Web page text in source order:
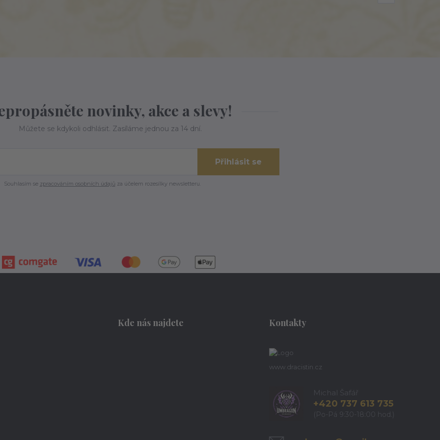
novinky, akce a slevy!
Můžete se kdykoli odhlásit. Zasíláme jednou za 14 dní.
Přihlásit se
Souhlasím se zpracováním osobních údajů za účelem rozesílky newsletteru.
Kde nás najdete Kontakty
www.dracistin.cz
Michal Šafář
+420 737 613 735
(Po-Pá 9:30-18:00 hod.)